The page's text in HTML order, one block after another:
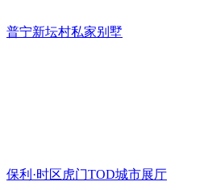
普宁新坛村私家别墅
保利·时区虎门TOD城市展厅